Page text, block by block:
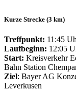
Kurze Strecke (3 km)
Treffpunkt: 11:45
Laufbeginn: 12:05
Start: Kreisverkehr
Bahn Station
Ziel: Bayer AG
Leverkusen